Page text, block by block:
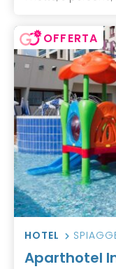
OFFERTA
HOTEL
Aparthotel